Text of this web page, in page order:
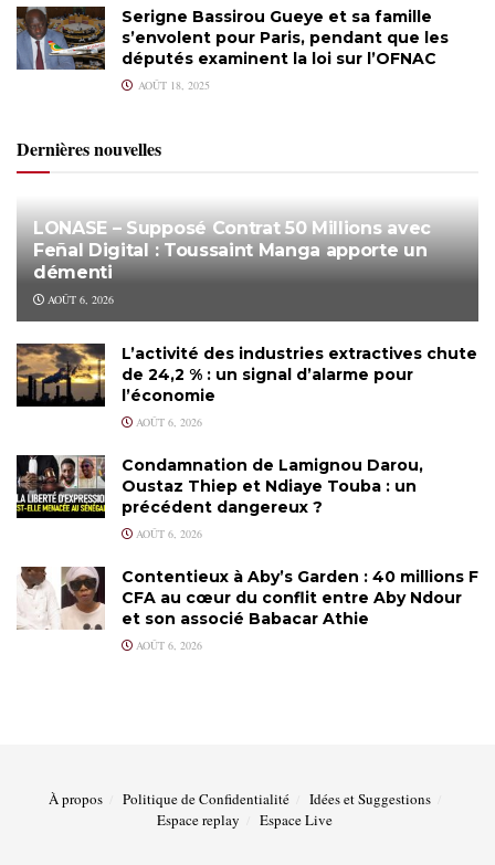
Serigne Bassirou Gueye et sa famille
s’envolent pour Paris, pendant que les
députés examinent la loi sur l’OFNAC
AOÛT 18, 2025
Dernières nouvelles
LONASE – Supposé Contrat 50 Millions avec
Feñal Digital : Toussaint Manga apporte un
démenti
AOÛT 6, 2026
L’activité des industries extractives chute
de 24,2 % : un signal d’alarme pour
l’économie
AOÛT 6, 2026
Condamnation de Lamignou Darou,
Oustaz Thiep et Ndiaye Touba : un
précédent dangereux ?
AOÛT 6, 2026
Contentieux à Aby’s Garden : 40 millions F
CFA au cœur du conflit entre Aby Ndour
et son associé Babacar Athie
AOÛT 6, 2026
À propos Politique de Confidentialité
Idées et Suggestions
Espace replay
Espace Live